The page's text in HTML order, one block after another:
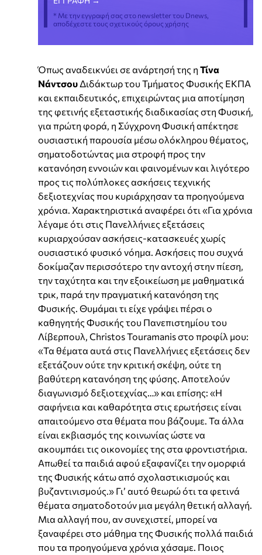
* Με την εγγραφή σας στο newsletter του Dnews,
αποδέχεστε τους σχετικούς όρους χρήσης
Όπως αναδεικνύει σε ανάρτησή της η Τίνα
Νάντσου Διδάκτωρ του Τμήματος Φυσικής ΕΚΠΑ
και εκπαιδευτικός, επιχειρώντας μια αποτίμηση
της φετινής εξεταστικής διαδικασίας στη Φυσική,
για πρώτη φορά, η Σύγχρονη Φυσική απέκτησε
ουσιαστική παρουσία μέσω ολόκληρου θέματος,
σηματοδοτώντας μια στροφή προς την
κατανόηση εννοιών και φαινομένων και λιγότερο
προς τις πολύπλοκες ασκήσεις τεχνικής
δεξιοτεχνίας που κυριάρχησαν τα προηγούμενα
χρόνια. Χαρακτηριστικά αναφέρει ότι «Για χρόνια
λέγαμε ότι στις Πανελλήνιες εξετάσεις
κυριαρχούσαν ασκήσεις-κατασκευές χωρίς
ουσιαστικό φυσικό νόημα. Ασκήσεις που συχνά
δοκίμαζαν περισσότερο την αντοχή στην πίεση,
την ταχύτητα και την εξοικείωση με μαθηματικά
τρικ, παρά την πραγματική κατανόηση της
Φυσικής. Θυμάμαι τι είχε γράψει πέρσι ο
καθηγητής Φυσικής του Πανεπιστημίου του
Λίβερπουλ, Christos Touramanis στο προφίλ μου:
«Τα θέματα αυτά στις Πανελλήνιες εξετάσεις δεν
εξετάζουν ούτε την κριτική σκέψη, ούτε τη
βαθύτερη κατανόηση της φύσης. Αποτελούν
διαγωνισμό δεξιοτεχνίας…» και επίσης: «Η
σαφήνεια και καθαρότητα στις ερωτήσεις είναι
απαιτούμενο στα θέματα που βάζουμε. Τα άλλα
είναι εκβιασμός της κοινωνίας ώστε να
ακουμπάει τις οικονομίες της στα φροντιστήρια.
Απωθεί τα παιδιά αφού εξαφανίζει την ομορφιά
της Φυσικής κάτω από σχολαστικισμούς και
βυζαντινισμούς.» Γι’ αυτό θεωρώ ότι τα φετινά
θέματα σηματοδοτούν μια μεγάλη θετική αλλαγή.
Μια αλλαγή που, αν συνεχιστεί, μπορεί να
ξαναφέρει στο μάθημα της Φυσικής πολλά παιδιά
που τα προηγούμενα χρόνια χάσαμε. Ποιος